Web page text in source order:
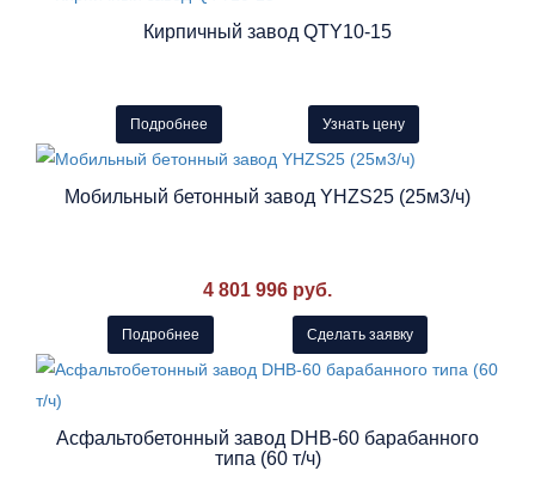
Кирпичный завод QTY10-15
Подробнее Узнать цену
Мобильный бетонный завод YHZS25 (25м3/ч)
4 801 996 руб.
Подробнее Сделать заявку
Асфальтобетонный завод DHB-60 барабанного
типа (60 т/ч)